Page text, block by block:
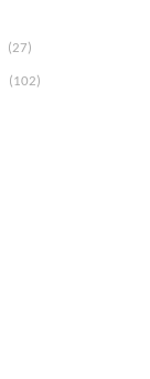
(27)
(102)